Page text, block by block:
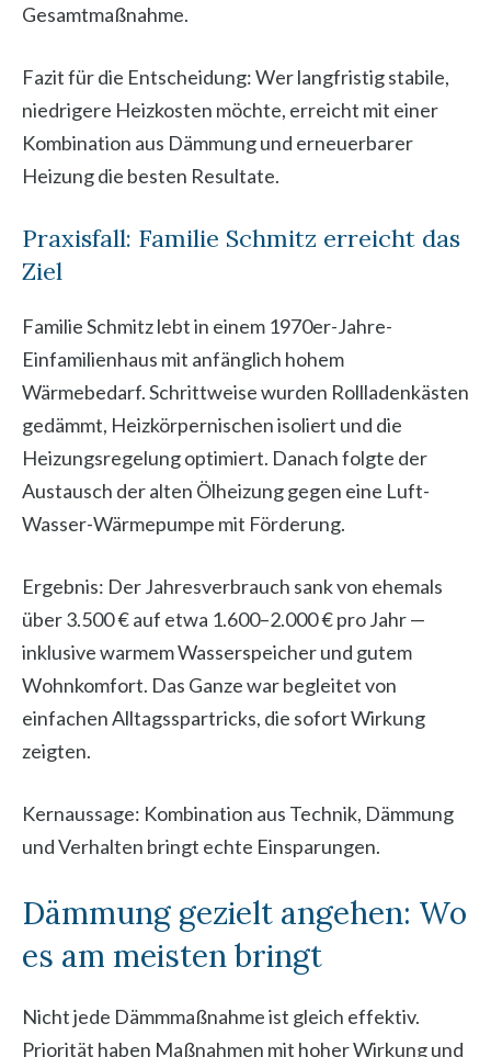
Gesamtmaßnahme.
Fazit für die Entscheidung: Wer langfristig stabile,
niedrigere Heizkosten möchte, erreicht mit einer
Kombination aus Dämmung und erneuerbarer
Heizung die besten Resultate.
Praxisfall: Familie Schmitz erreicht das
Ziel
Familie Schmitz lebt in einem 1970er-Jahre-
Einfamilienhaus mit anfänglich hohem
Wärmebedarf. Schrittweise wurden Rollladenkästen
gedämmt, Heizkörpernischen isoliert und die
Heizungsregelung optimiert. Danach folgte der
Austausch der alten Ölheizung gegen eine Luft-
Wasser-Wärmepumpe mit Förderung.
Ergebnis: Der Jahresverbrauch sank von ehemals
über 3.500 € auf etwa 1.600–2.000 € pro Jahr —
inklusive warmem Wasserspeicher und gutem
Wohnkomfort. Das Ganze war begleitet von
einfachen Alltagsspartricks, die sofort Wirkung
zeigten.
Kernaussage: Kombination aus Technik, Dämmung
und Verhalten bringt echte Einsparungen.
Dämmung gezielt angehen: Wo
es am meisten bringt
Nicht jede Dämmmaßnahme ist gleich effektiv.
Priorität haben Maßnahmen mit hoher Wirkung und